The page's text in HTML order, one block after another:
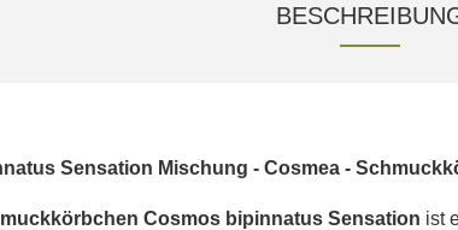
Sensation Mischung - Cosmea -
Cosmos bipinnatus Sensation ist